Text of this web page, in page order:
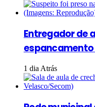
Entregador de
1 dia Atrás